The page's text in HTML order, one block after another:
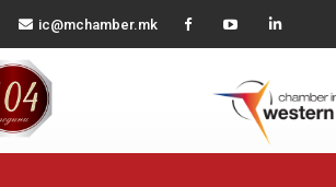
ic@mchamber.mk